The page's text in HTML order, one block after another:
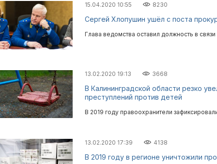
15.04.2020 10:55 8230
Сергей Хлопушин ушёл с поста
Глава ведомства оставил должность в связи
13.02.2020 19:13 3668
В Калининградской области резко
преступлений против детей
В 2019 году правоохранители
13.02.2020 17:39 4138
В 2019 году в регионе уничтожили